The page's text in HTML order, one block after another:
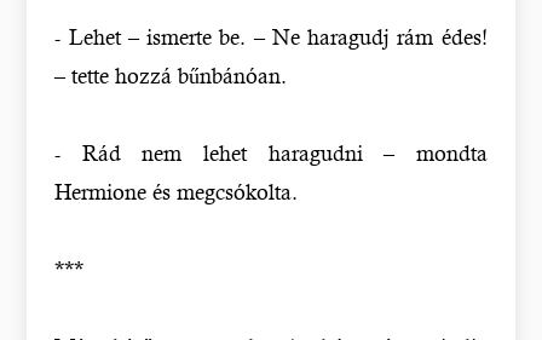
- Lehet – ismerte be. – Ne haragudj rám édes!
– tette hozzá bűnbánóan.
- Rád nem lehet haragudni – mondta
Hermione és megcsókolta.
***